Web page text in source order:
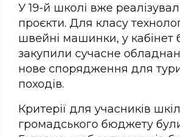
У 19-й школі вже
проєкти. Для класу
швейні машинки, у кабінет
закупили сучасне
нове спорядження для
походів.
Критерії для учасників
громадського бюджету